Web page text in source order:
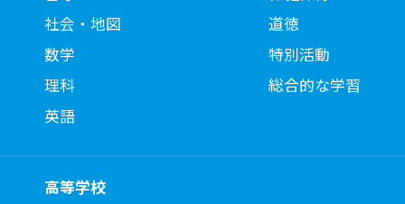
社会・地図
数学
理科
英語
道徳
特別活動
総合的な学習
高等学校